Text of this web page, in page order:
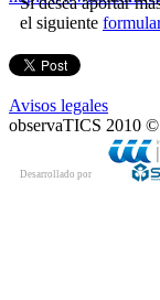
el siguiente
Avisos legales
observaTICS 2010 ©
Desarrollado por